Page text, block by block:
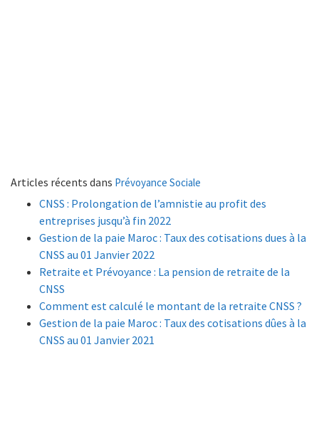
Articles récents dans Prévoyance Sociale
CNSS : Prolongation de l’amnistie au profit des
entreprises jusqu’à fin 2022
Gestion de la paie Maroc : Taux des cotisations dues à la
CNSS au 01 Janvier 2022
Retraite et Prévoyance : La pension de retraite de la
CNSS
Comment est calculé le montant de la retraite CNSS ?
Gestion de la paie Maroc : Taux des cotisations dûes à la
CNSS au 01 Janvier 2021